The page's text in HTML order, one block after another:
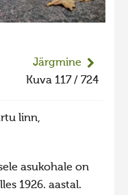
Järgmine
Kuva 117 / 724
linn,
asukohale on
1926. aastal.